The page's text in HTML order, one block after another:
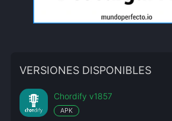
VERSIONES DISPONIBLES
Chordify v1857
APK